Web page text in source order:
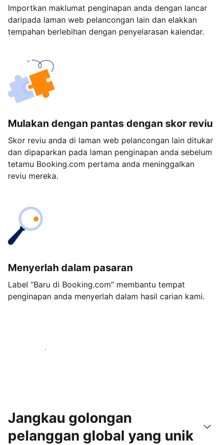
Importkan maklumat penginapan anda dengan lancar
daripada laman web pelancongan lain dan elakkan
tempahan berlebihan dengan penyelarasan kalendar.
Mulakan dengan pantas dengan skor reviu
Skor reviu anda di laman web pelancongan lain ditukar
dan dipaparkan pada laman penginapan anda sebelum
tetamu Booking.com pertama anda meninggalkan
reviu mereka.
Menyerlah dalam pasaran
Label “Baru di Booking.com” membantu tempat
penginapan anda menyerlah dalam hasil carian kami.
Mulakan hari ini
Jangkau golongan
pelanggan global yang unik